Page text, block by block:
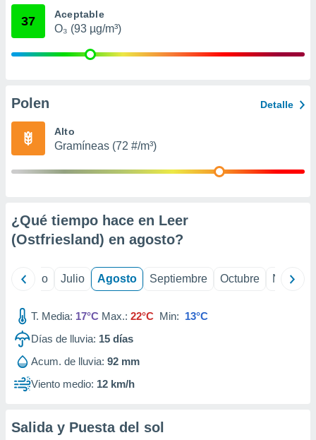
publicidad
de
1199
37 Aceptable
O₃ (93 µg/m³)
Polen Detalle
Alto
Gramíneas (72 #/m³)
¿Qué tiempo hace en Leer
(Ostfriesland) en agosto?
Junio Julio Agosto Septiembre Octubre
T. Media: 17°C Max.: 22°C Min: 13°C
Días de lluvia: 15 días
Acum. de lluvia: 92 mm
Viento medio: 12 km/h
Salida y Puesta del sol